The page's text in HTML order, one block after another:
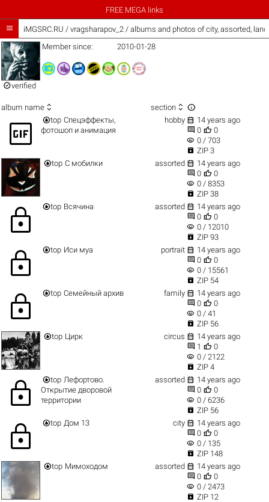
FREE MEGA links
 iMGSRC.RU / vragsharapov_2 / albums and photos of city, assorted,
verified
Member since: 2010-01-28
album name  section  
gif_box top Спецэффекты,
фотошоп и анимация
hobby  14 years ago
 0  0
visibility 0 / 703
 ZIP 3
top С мобилки assorted  14 years ago
 0  0
visibility 0 / 8353
 ZIP 38
lock top Всячина assorted  14 years ago
 0  0
visibility 0 / 12010
 ZIP 93
lock top Иси муа portrait  14 years ago
 0  0
visibility 0 / 15561
 ZIP 54
lock top Семейный архив family  14 years ago
 0  0
visibility 0 / 41
 ZIP 56
top Цирк circus  14 years ago
 1  0
visibility 0 / 2122
 ZIP 4
lock top Лефортово.
Открытие дворовой
территории
assorted  14 years ago
 0  0
visibility 0 / 6236
 ZIP 56
lock top Дом 13 city  14 years ago
 0  0
visibility 0 / 135
 ZIP 148
top Мимоходом assorted  14 years ago
 0  0
visibility 0 / 2473
 ZIP 12